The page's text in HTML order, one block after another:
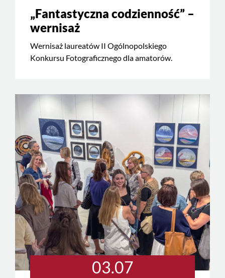
„Fantastyczna codzienność” –
wernisaż
Wernisaż laureatów II Ogólnopolskiego
Konkursu Fotograficznego dla amatorów.
03.07